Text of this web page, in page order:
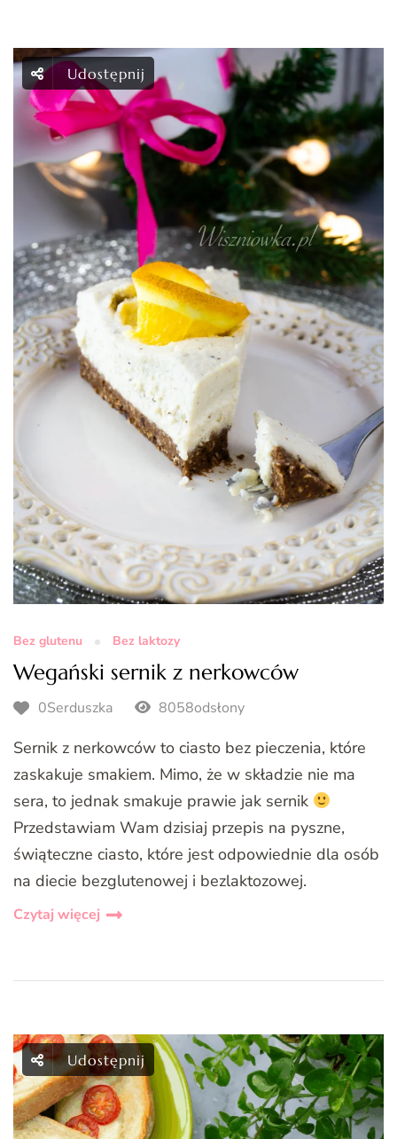
Udostępnij
Bez glutenu Bez laktozy
Wegański sernik z nerkowców
0Serduszka 8058odsłony
Sernik z nerkowców to ciasto bez pieczenia, które
zaskakuje smakiem. Mimo, że w składzie nie ma
sera, to jednak smakuje prawie jak sernik
Przedstawiam Wam dzisiaj przepis na pyszne,
świąteczne ciasto, które jest odpowiednie dla osób
na diecie bezglutenowej i bezlaktozowej.
Czytaj więcej
Udostępnij